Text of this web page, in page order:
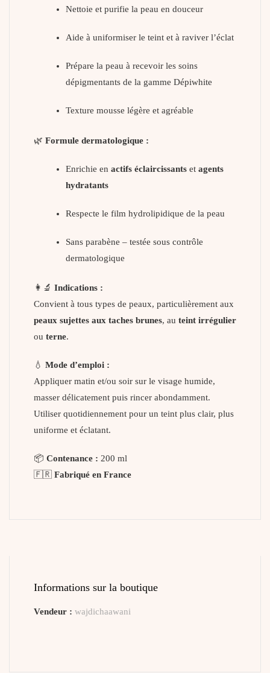
Nettoie et purifie la peau en douceur
Aide à uniformiser le teint et à raviver l’éclat
Prépare la peau à recevoir les soins
dépigmentants de la gamme Dépiwhite
Texture mousse légère et agréable
🌿 Formule dermatologique :
Enrichie enactifs éclaircissants etagents
hydratants
Respecte le film hydrolipidique de la peau
Sans parabène – testée sous contrôle
dermatologique
👩‍🔬 Indications :
Convient à tous types de peaux, particulièrement aux
peaux sujettes aux taches brunes, au teint irrégulier
ou terne.
💧 Mode d’emploi :
Appliquer matin et/ou soir sur le visage humide,
masser délicatement puis rincer abondamment.
Utiliser quotidiennement pour un teint plus clair, plus
uniforme et éclatant.
📦 Contenance : 200 ml
🇫🇷 Fabriqué en France
Informations sur la boutique
Vendeur : wajdichaawani